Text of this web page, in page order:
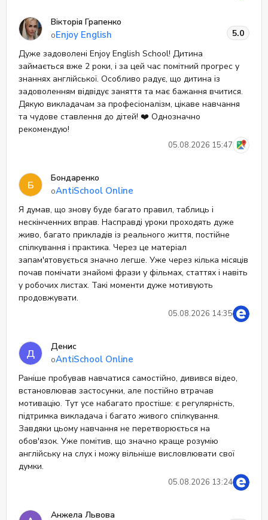
Вікторія Грапенко
оEnjoy English
05.08.2026 15:47
5.0
Дуже задоволені Enjoy English School! Дитина
займається вже 2 роки, і за цей час помітний прогрес у
знаннях англійської. Особливо радує, що дитина із
задоволенням відвідує заняття та має бажання вчитися.
Дякую викладачам за професіоналізм, цікаве навчання
та чудове ставлення до дітей! ❤️ Однозначно
рекомендую!
Б
Бондаренко
оAntiSchool Online
05.08.2026 14:35
Я думав, що знову буде багато правил, таблиць і
нескінченних вправ. Насправді уроки проходять дуже
живо, багато прикладів із реального життя, постійне
спілкування і практика. Через це матеріал
запам'ятовується значно легше. Уже через кілька місяців
почав помічати знайомі фрази у фільмах, статтях і навіть
у робочих листах. Такі моменти дуже мотивують
продовжувати.
Д
Денис
оAntiSchool Online
05.08.2026 13:24
Раніше пробував навчатися самостійно, дивився відео,
встановлював застосунки, але постійно втрачав
мотивацію. Тут усе набагато простіше: є регулярність,
підтримка викладача і багато живого спілкування.
Завдяки цьому навчання не перетворюється на
обов'язок. Уже помітив, що значно краще розумію
англійську на слух і можу вільніше висловлювати свої
думки.
Анжела Львова